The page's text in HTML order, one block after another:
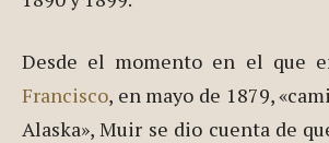
Desde el momento en el que
Francisco, en mayo de 1879,
Alaska», Muir se dio cuenta de